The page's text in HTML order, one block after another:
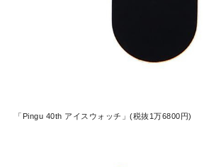
「Pingu 40th アイスウォッチ」(税抜1万6800円)